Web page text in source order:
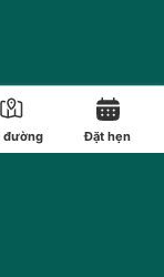
người tiêu dùng
đường Đặt hẹn